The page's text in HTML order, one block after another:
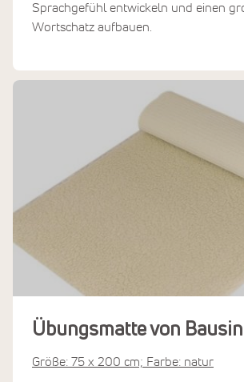
Sprachgefühl entwickeln und einen
Wortschatz aufbauen.
Übungsmatte von
Größe: 75 x 200 cm; Farbe: natur